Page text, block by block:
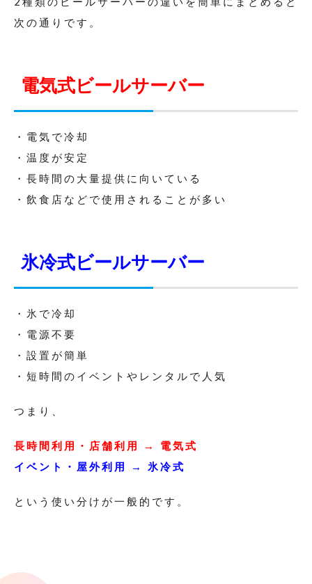
次の通りです。
電気式ビールサーバー
・電気で冷却
・温度が安定
・長時間の大量提供に向いている
・飲食店などで使用されることが多い
氷冷式ビールサーバー
・氷で冷却
・電源不要
・設置が簡単
・短時間のイベントやレンタルで人気
つまり、
長時間利用・店舗利用 → 電気式
イベント・屋外利用 → 氷冷式
という使い分けが一般的です。